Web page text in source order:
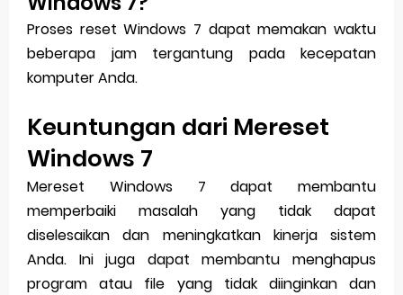
Proses reset Windows 7 dapat memakan waktu
beberapa jam tergantung pada kecepatan
komputer Anda.
Keuntungan dari Mereset
Windows 7
Mereset Windows 7 dapat membantu
memperbaiki masalah yang tidak dapat
diselesaikan dan meningkatkan kinerja sistem
Anda. Ini juga dapat membantu menghapus
program atau file yang tidak diinginkan dan